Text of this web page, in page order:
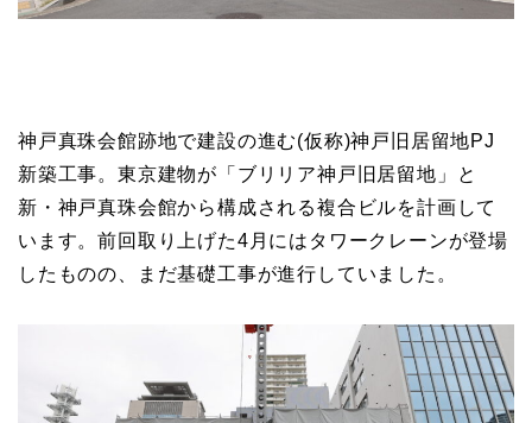
神戸真珠会館跡地で建設の進む(仮称)神戸旧居留地PJ
新築工事。東京建物が「ブリリア神戸旧居留地」と
新・神戸真珠会館から構成される複合ビルを計画して
います。前回取り上げた4月にはタワークレーンが登場
したものの、まだ基礎工事が進行していました。